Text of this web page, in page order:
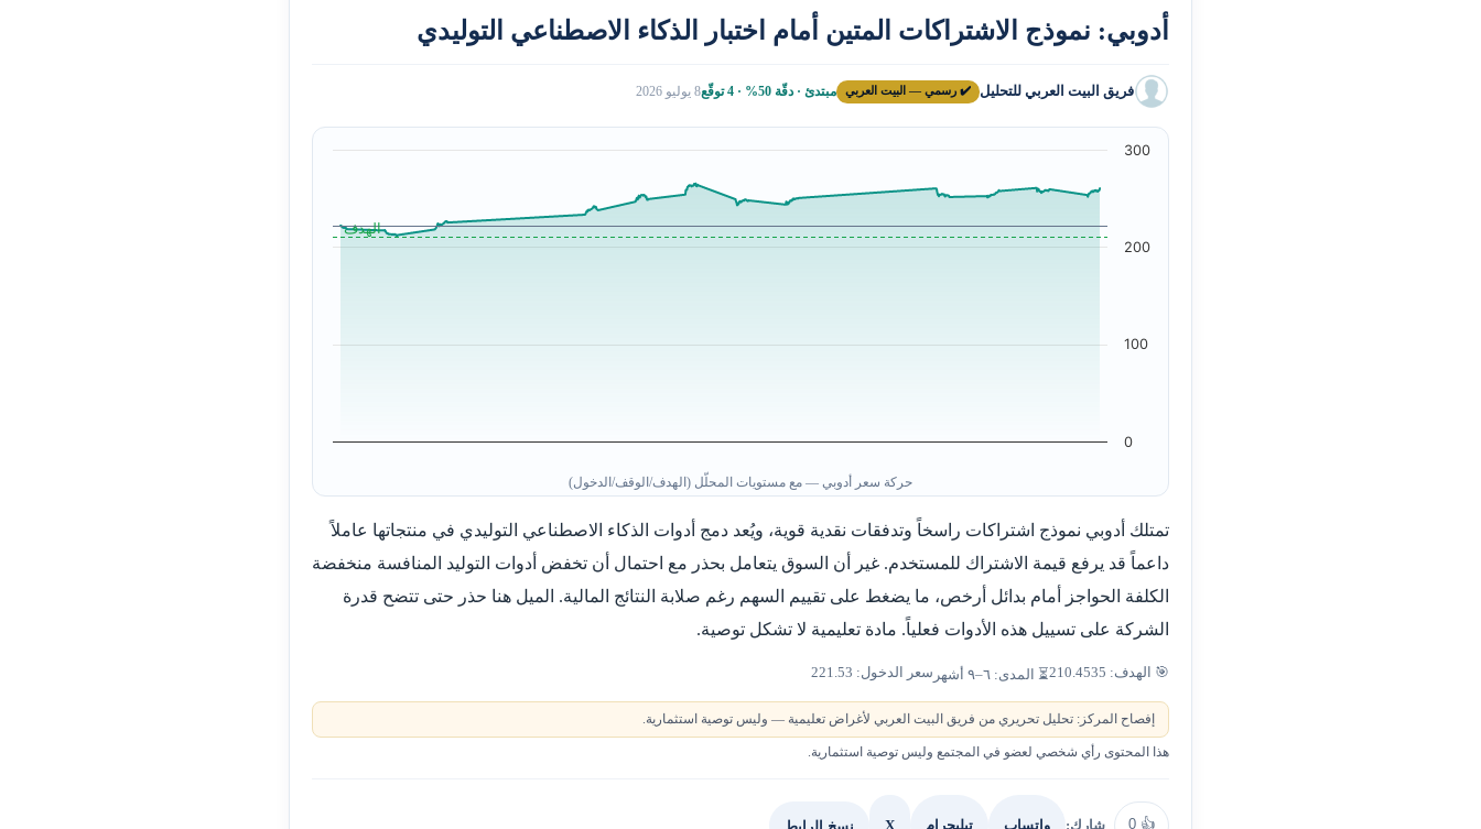
أدوبي: نموذج الاشتراكات المتين أمام اختبار الذكاء الاصطناعي التوليدي
فريق البيت العربي للتحليل ✔️ رسمي — البيت العربي مبتدئ · دقّة 50% · 4 توقّع 8 يوليو 2026
الهدف
0
100
200
300
حركة سعر أدوبي — مع مستويات المحلّل (الهدف/الوقف/الدخول)
تمتلك أدوبي نموذج اشتراكات راسخاً وتدفقات نقدية قوية، ويُعد دمج أدوات الذكاء الاصطناعي التوليدي في منتجاتها عاملاً
داعماً قد يرفع قيمة الاشتراك للمستخدم. غير أن السوق يتعامل بحذر مع احتمال أن تخفض أدوات التوليد المنافسة منخفضة
الكلفة الحواجز أمام بدائل أرخص، ما يضغط على تقييم السهم رغم صلابة النتائج المالية. الميل هنا حذر حتى تتضح قدرة
الشركة على تسييل هذه الأدوات فعلياً. مادة تعليمية لا تشكل توصية.
🎯 الهدف: 210.4535 ⏳ المدى: ٦–٩ أشهر سعر الدخول: 221.53
إفصاح المركز: تحليل تحريري من فريق البيت العربي لأغراض تعليمية — وليس توصية استثمارية.
هذا المحتوى رأي شخصي لعضو في المجتمع وليس توصية استثمارية.
👍
0 شارك: واتساب تيليجرام X نسخ الرابط